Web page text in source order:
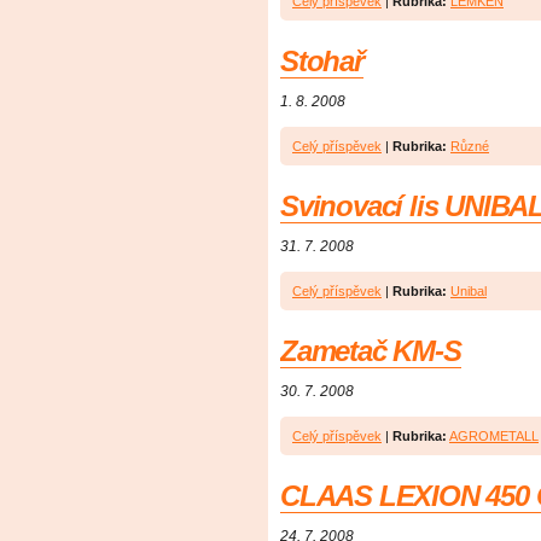
Stohař
1. 8. 2008
Celý příspěvek | Rubrika: Různé
Svinovací lis
31. 7. 2008
Celý příspěvek | Rubrika: Unibal
Zametač KM-S
30. 7. 2008
Celý příspěvek | Rubrika: AGROMETALL
CLAAS LEXION 450
24. 7. 2008